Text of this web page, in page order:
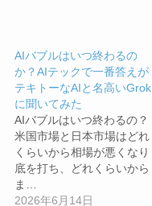
AIバブルはいつ終わるの
か？AIテックで一番答えが
テキトーなAIと名高いGrok
に聞いてみた
AIバブルはいつ終わるの？
米国市場と日本市場はどれ
くらいから相場が悪くなり
底を打ち、どれくらいから
ま…
2026年6月14日